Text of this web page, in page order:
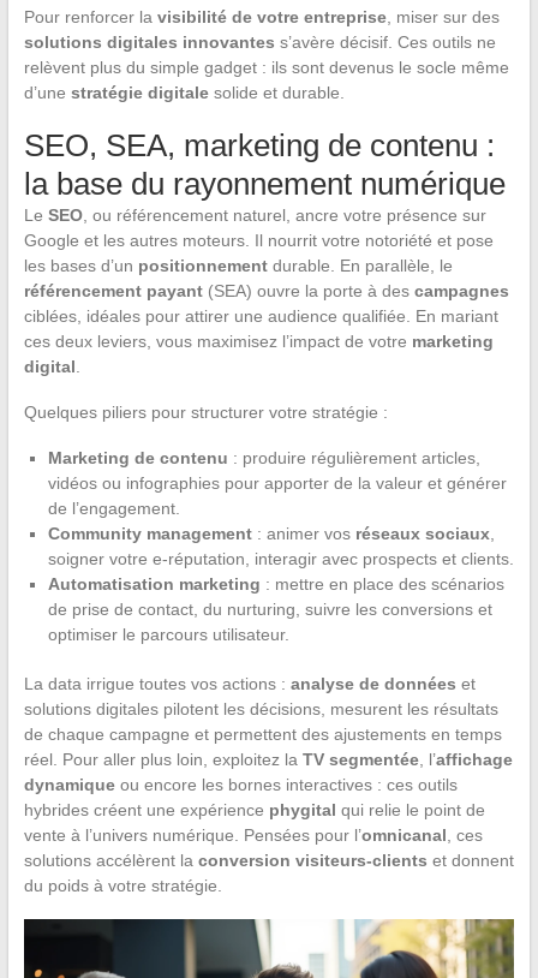
Pour renforcer la visibilité de votre entreprise, miser sur des
solutions digitales innovantes s’avère décisif. Ces outils ne
relèvent plus du simple gadget : ils sont devenus le socle même
d’une stratégie digitalesolide et durable.
SEO, SEA, marketing de contenu :
la base du rayonnement numérique
Le SEO, ou référencement naturel, ancre votre présence sur
Google et les autres moteurs. Il nourrit votre notoriété et pose
les bases d’un positionnementdurable. En parallèle, le
référencement payant(SEA) ouvre la porte à des campagnes
ciblées, idéales pour attirer une audience qualifiée. En mariant
ces deux leviers, vous maximisez l’impact de votre marketing
digital
Quelques piliers pour structurer votre stratégie :
Marketing de contenu : produire régulièrement articles,
vidéos ou infographies pour apporter de la valeur et générer
de l’engagement.
Community management: animer vos réseaux sociaux,
soigner votre e-réputation, interagir avec prospects et clients.
Automatisation marketing : mettre en place des scénarios
de prise de contact, du nurturing, suivre les conversions et
optimiser le parcours utilisateur.
La data irrigue toutes vos actions : analyse de données et
solutions digitales pilotent les décisions, mesurent les résultats
de chaque campagne et permettent des ajustements en temps
réel. Pour aller plus loin, exploitez la TV segmentée, l’affichage
dynamiqueou encore les bornes interactives : ces outils
hybrides créent une expérience phygital qui relie le point de
vente à l’univers numérique. Pensées pour l’omnicanal , ces
solutions accélèrent la conversion visiteurs-clients et donnent
du poids à votre stratégie.